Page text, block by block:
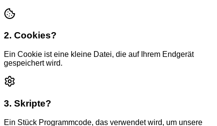
2. Cookies?
Ein Cookie ist eine kleine Datei, die auf Ihrem Endgerät
gespeichert wird.
3. Skripte?
Ein Stück Programmcode, das verwendet wird, um unsere